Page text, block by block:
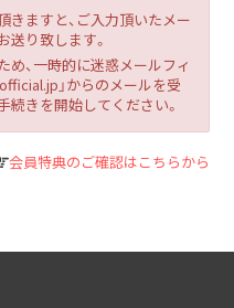
ますと、ご入力頂いたメー
り致します。
、一時的に迷惑メールフィ
」からのメールを受
きを開始してください。
会員特典のご確認はこちらから